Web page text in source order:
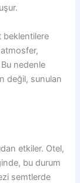
beklentilere
Bu nedenle
değil, sunulan
etkiler. Otel,
bu durum
semtlerde